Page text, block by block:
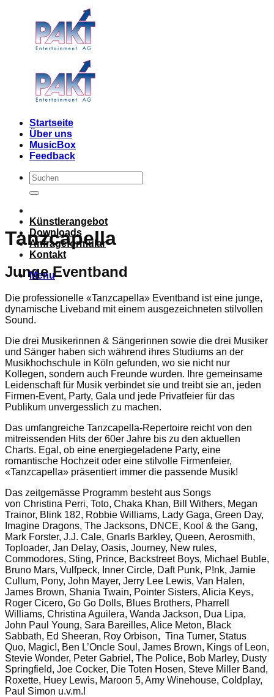
Startseite
Über uns
MusicBox
Feedback
Künstlerangebot
Downloads
Anfrageformular
Kontakt
Menu
Tanzcapella
Junge Eventband
Die professionelle «Tanzcapella» Eventband ist eine junge,
dynamische Liveband mit einem ausgezeichneten stilvollen
Sound.
Die drei Musikerinnen & Sängerinnen sowie die drei Musiker
und Sänger haben sich während ihres Studiums an der
Musikhochschule in Köln gefunden, wo sie nicht nur
Kollegen, sondern auch Freunde wurden. Ihre gemeinsame
Leidenschaft für Musik verbindet sie und treibt sie an, jeden
Firmen-Event, Party, Gala und jede Privatfeier für das
Publikum unvergesslich zu machen.
Das umfangreiche Tanzcapella-Repertoire reicht von den
mitreissenden Hits der 60er Jahre bis zu den aktuellen
Charts. Egal, ob eine energiegeladene Party, eine
romantische Hochzeit oder eine stilvolle Firmenfeier,
«Tanzcapella» präsentiert immer die passende Musik!
Das zeitgemässe Programm besteht aus Songs
von Christina Perri, Toto, Chaka Khan, Bill Withers, Megan
Trainor, Blink 182, Robbie Williams, Lady Gaga, Green Day,
Imagine Dragons, The Jacksons, DNCE, Kool & the Gang,
Mark Forster, J.J. Cale, Gnarls Barkley, Queen, Aerosmith,
Toploader, Jan Delay, Oasis, Journey, New rules,
Commodores, Sting, Prince, Backstreet Boys, Michael Buble,
Bruno Mars, Vulfpeck, Inner Circle, Daft Punk, P!nk, Jamie
Cullum, Pony, John Mayer, Jerry Lee Lewis, Van Halen,
James Brown, Shania Twain, Pointer Sisters, Alicia Keys,
Roger Cicero, Go Go Dolls, Blues Brothers, Pharrell
Williams, Christina Aguilera, Wanda Jackson, Dua Lipa,
John Paul Young, Sara Bareilles, Alice Meton, Black
Sabbath, Ed Sheeran, Roy Orbison, Tina Turner, Status
Quo, Magic!, Ben L’Oncle Soul, James Brown, Kings of Leon,
Stevie Wonder, Peter Gabriel, The Police, Bob Marley, Dusty
Springfield, Joe Cocker, Die Toten Hosen, Steve Miller Band,
Roxette, Huey Lewis, Maroon 5, Amy Winehouse, Coldplay,
Paul Simon u.v.m.!